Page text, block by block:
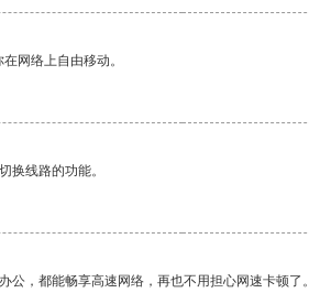
网络上自由移动。
换线路的功能。
，都能畅享高速网络，再也不用担心网速卡顿了。